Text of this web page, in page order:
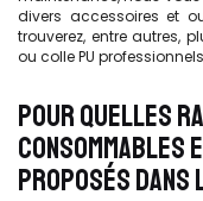
divers accessoires et
trouverez, entre autres,
ou colle PU
POUR QUELLES
CONSOMMABLES
PROPOSÉS DANS